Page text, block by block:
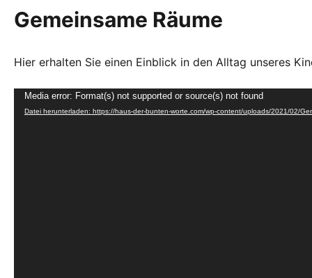
Gemeinsame Räume
Hier erhalten Sie einen Einblick in den Alltag unseres
Video-
Player
Media error: Format(s) not supported or source(s) not found
Datei herunterladen: https://haus-der-bunten-worte.com/wp-content/uploads/2021/02/